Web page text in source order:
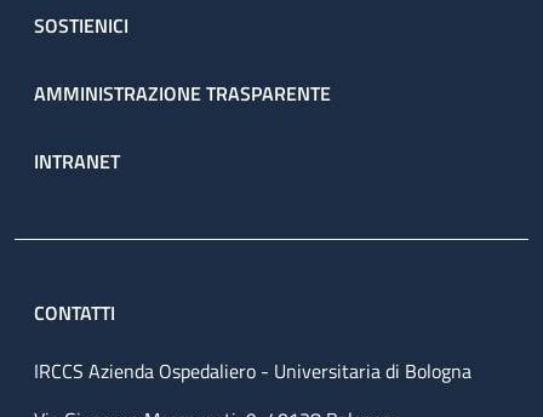
SOSTIENICI
AMMINISTRAZIONE TRASPARENTE
INTRANET
CONTATTI
IRCCS Azienda Ospedaliero - Universitaria di Bologna